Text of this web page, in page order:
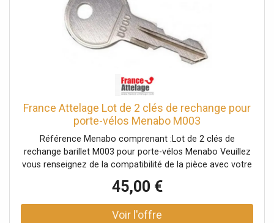
France Attelage Lot de 2 clés de rechange pour
porte-vélos Menabo M003
Référence Menabo comprenant :Lot de 2 clés de
rechange barillet M003 pour porte-vélos Menabo Veuillez
vous renseignez de la compatibilité de la pièce avec votre
45,00 €